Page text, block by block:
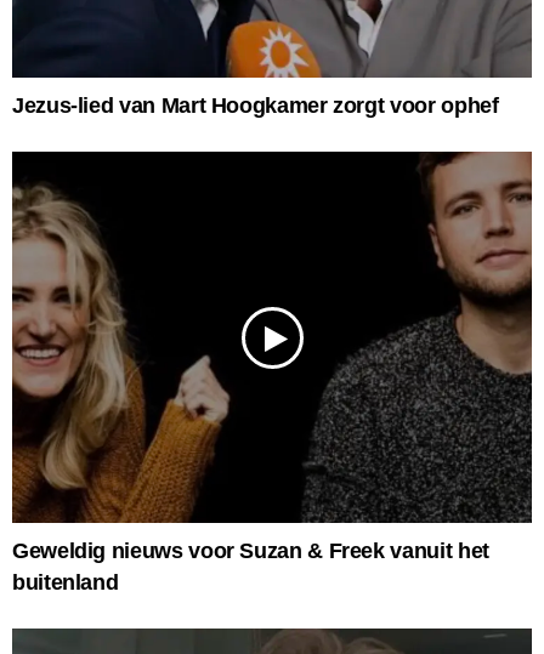
Jezus-lied van Mart Hoogkamer zorgt voor ophef
Geweldig nieuws voor Suzan & Freek vanuit het
buitenland